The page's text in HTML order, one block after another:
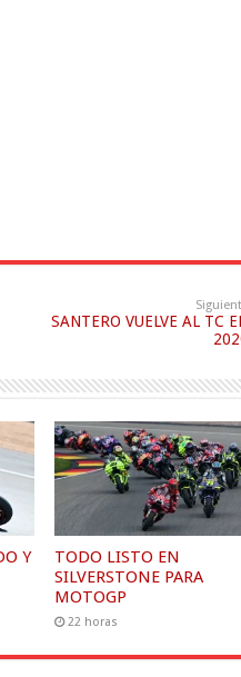
SANTERO VUELVE AL TC
Y
TODO LISTO EN
SILVERSTONE PARA
MOTOGP
22 horas